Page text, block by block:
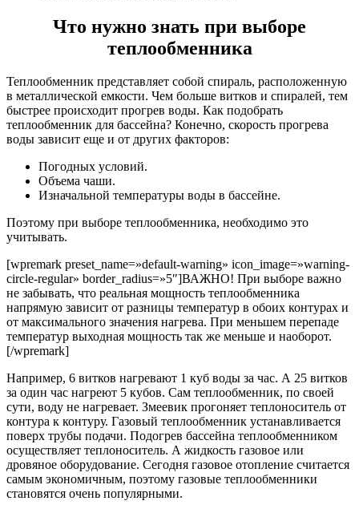
Что нужно знать при выборе
теплообменника
Теплообменник представляет собой спираль, расположенную
в металлической емкости. Чем больше витков и спиралей, тем
быстрее происходит прогрев воды. Как подобрать
теплообменник для бассейна? Конечно, скорость прогрева
воды зависит еще и от других факторов:
Погодных условий.
Объема чаши.
Изначальной температуры воды в бассейне.
Поэтому при выборе теплообменника, необходимо это
учитывать.
[wpremark preset_name=»default-warning» icon_image=»warning-
circle-regular» border_radius=»5″]ВАЖНО! При выборе важно
не забывать, что реальная мощность теплообменника
напрямую зависит от разницы температур в обоих контурах и
от максимального значения нагрева. При меньшем перепаде
температур выходная мощность так же меньше и наоборот.
[/wpremark]
Например, 6 витков нагревают 1 куб воды за час. А 25 витков
за один час нагреют 5 кубов. Сам теплообменник, по своей
сути, воду не нагревает. Змеевик прогоняет теплоноситель от
контура к контуру. Газовый теплообменник устанавливается
поверх трубы подачи. Подогрев бассейна теплообменником
осуществляет теплоноситель. А жидкость газовое или
дровяное оборудование. Сегодня газовое отопление считается
самым экономичным, поэтому газовые теплообменники
становятся очень популярными.